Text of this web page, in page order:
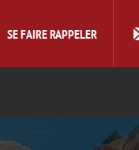
SE FAIRE RAPPELER